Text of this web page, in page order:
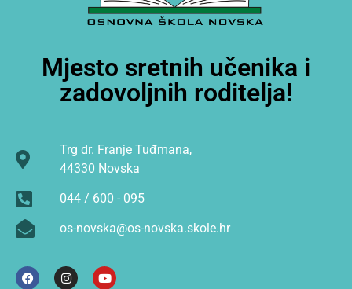
Mjesto sretnih učenika i
zadovoljnih roditelja!
Trg dr. Franje Tuđmana,
44330 Novska
044 / 600 - 095
os-novska@os-novska.skole.hr